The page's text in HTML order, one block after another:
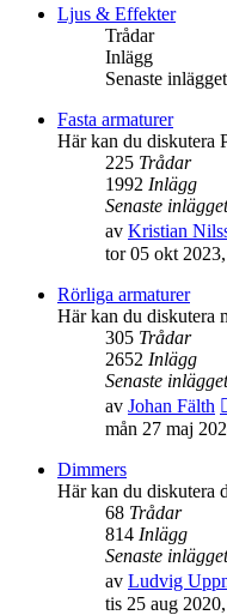
Ljus & Effekter
Trådar
Inlägg
Senaste inlägget
Fasta armaturer
Här kan du diskutera
225 Trådar
1992 Inlägg
Senaste inlägget
av Kristian
tor 05 okt
Rörliga armaturer
Här kan du diskutera
305 Trådar
2652 Inlägg
Senaste inlägget
av Johan Fälth
mån 27 maj
Dimmers
Här kan du diskutera
68 Trådar
814 Inlägg
Senaste inlägget
av Ludvig
tis 25 aug